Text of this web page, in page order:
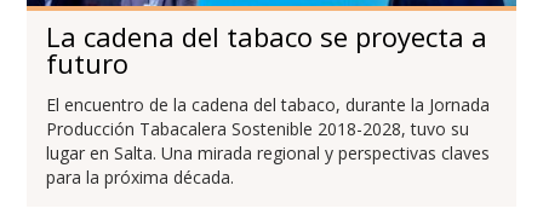
La cadena del tabaco se proyecta a
futuro
El encuentro de la cadena del tabaco, durante la Jornada
Producción Tabacalera Sostenible 2018-2028, tuvo su
lugar en Salta. Una mirada regional y perspectivas claves
para la próxima década.